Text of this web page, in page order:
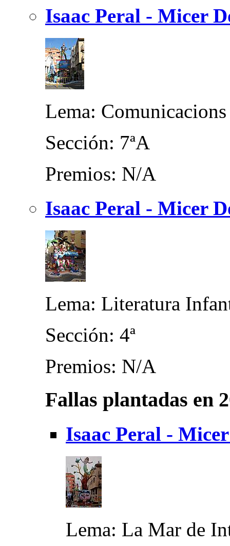
Isaac Peral - Micer
Lema: Comunicacions
Sección: 7ªA
Premios: N/A
Isaac Peral - Micer
Lema: Literatura
Sección: 4ª
Premios: N/A
Fallas plantadas en
Isaac Peral -
Lema: La Mar de